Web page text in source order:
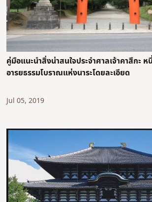
คู่มือแนะนำสิ่งน่าสนใจประจำศาลเจ้าคาสึกะ
อารยธรรมโบราณแห่งนาระโดยละเอียด
Jul 05, 2019